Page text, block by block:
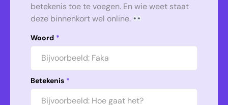
betekenis toe te voegen. En wie weet staat
deze binnenkort wel online.
Woord *
Betekenis *